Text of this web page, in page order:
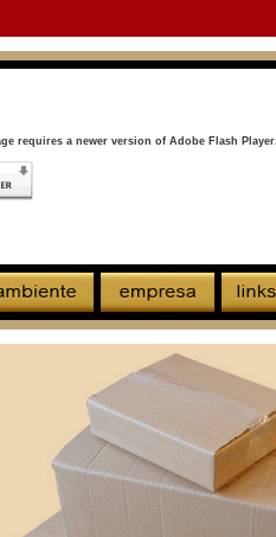
requires a newer version of Adobe Flash Player.